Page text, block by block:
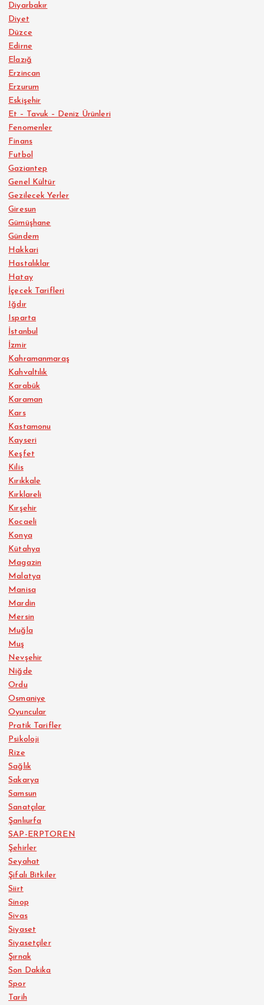
Diyarbakır
Diyet
Düzce
Edirne
Elazığ
Erzincan
Erzurum
Eskişehir
Et – Tavuk – Deniz Ürünleri
Fenomenler
Finans
Futbol
Gaziantep
Genel Kültür
Gezilecek Yerler
Giresun
Gümüşhane
Gündem
Hakkari
Hastalıklar
Hatay
İçecek Tarifleri
Iğdır
Isparta
İstanbul
İzmir
Kahramanmaraş
Kahvaltılık
Karabük
Karaman
Kars
Kastamonu
Kayseri
Keşfet
Kilis
Kırıkkale
Kırklareli
Kırşehir
Kocaeli
Konya
Kütahya
Magazin
Malatya
Manisa
Mardin
Mersin
Muğla
Muş
Nevşehir
Niğde
Ordu
Osmaniye
Oyuncular
Pratik Tarifler
Psikoloji
Rize
Sağlık
Sakarya
Samsun
Sanatçılar
Şanlıurfa
SAP-ERPTOREN
Şehirler
Seyahat
Şifalı Bitkiler
Siirt
Sinop
Sivas
Siyaset
Siyasetçiler
Şırnak
Son Dakika
Spor
Tarih